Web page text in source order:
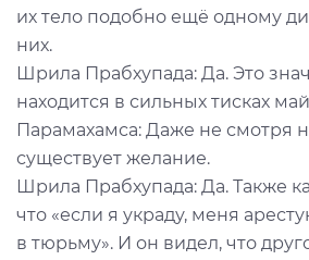
их тело подобно ещё одному
них.
Шрила Прабхупада: Да. Это
находится в сильных тисках
Парамахамса: Даже не смотря
существует желание.
Шрила Прабхупада: Да. Также
что «если я украду, меня
в тюрьму». И он видел, что